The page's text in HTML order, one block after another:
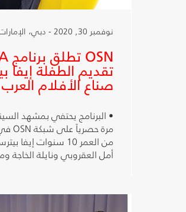
نوفمبر 30, 2020 - دبي، الإمارات العربية المتحدة
تقديم الطفلة
صناع الأفلام العرب
• البرنامج يحتفي بمشهد
من العمر 10 سنوات
أمل العقروبي ونايلة